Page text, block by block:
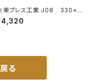
東プレス工業 J08 330×1
サイドミラー/バックミラー
黒 DI-7B
る